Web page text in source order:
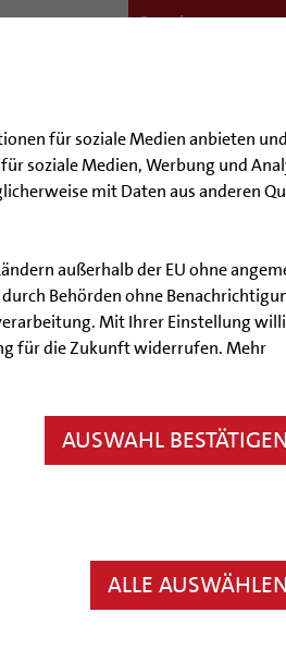
für soziale Medien anbieten
soziale Medien, Werbung und
mit Daten aus anderen
außerhalb der EU ohne
Behörden ohne
Mit Ihrer Einstellung
für die Zukunft widerrufen. Mehr
AUSWAHL BESTÄTIGEN
ALLE AUSWÄHLEN
HILFE BILDUNG & KULTUR
wird 40!
Kulturfest im August
Hildesheim feiert seinen 40.
unter dem Motto „Exit Museum“
August, zu einem großen Kulturfest
und Vorträgen über Konzerte bis zu